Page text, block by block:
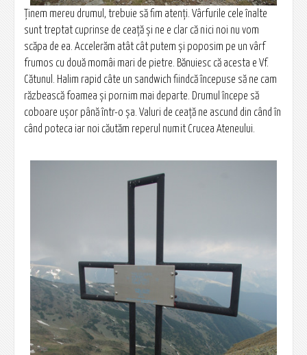
Ţinem mereu drumul, trebuie să fim atenţi. Vârfurile cele înalte
sunt treptat cuprinse de ceaţă şi ne e clar că nici noi nu vom
scăpa de ea. Accelerăm atât cât putem şi poposim pe un vârf
frumos cu două momâi mari de pietre. Bănuiesc că acesta e Vf.
Cătunul. Halim rapid câte un sandwich fiindcă începuse să ne cam
răzbească foamea şi pornim mai departe. Drumul începe să
coboare uşor până într-o şa. Valuri de ceaţă ne ascund din când în
când poteca iar noi căutăm reperul numit Crucea Ateneului.